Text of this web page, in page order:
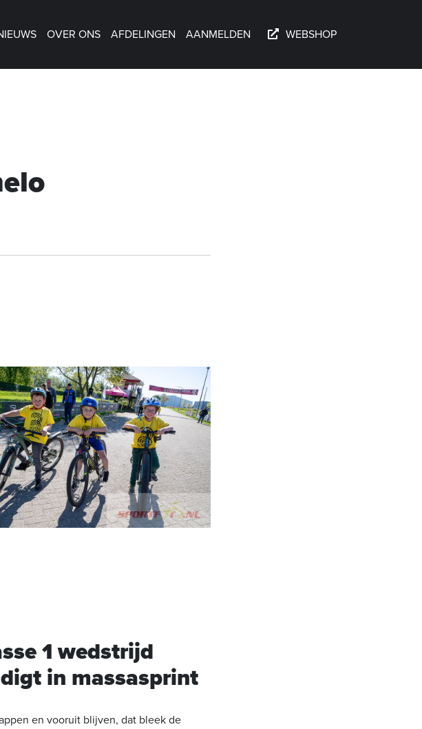
OVER ONS AFDELINGEN AANMELDEN WEBSHOP
1 wedstrijd
in massasprint
en vooruit blijven, dat bleek de